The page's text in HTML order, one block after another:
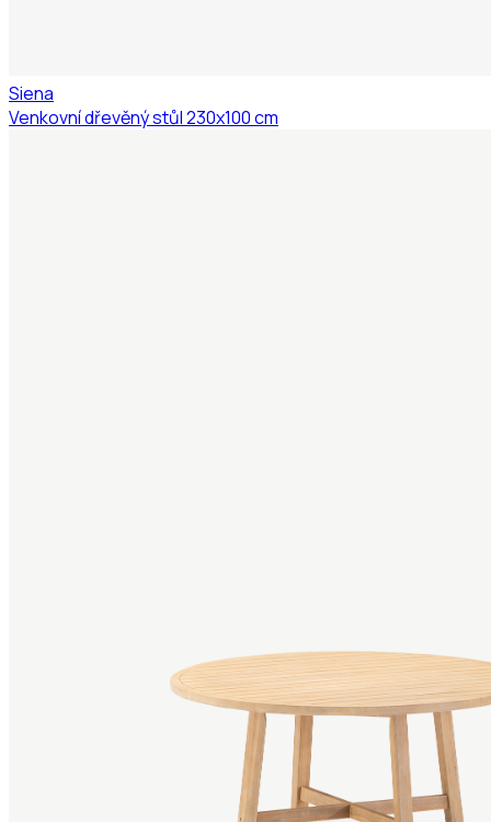
Siena
Venkovní dřevěný stůl 230x100 cm